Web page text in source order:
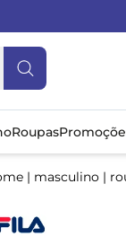
Roupas
| masculino |